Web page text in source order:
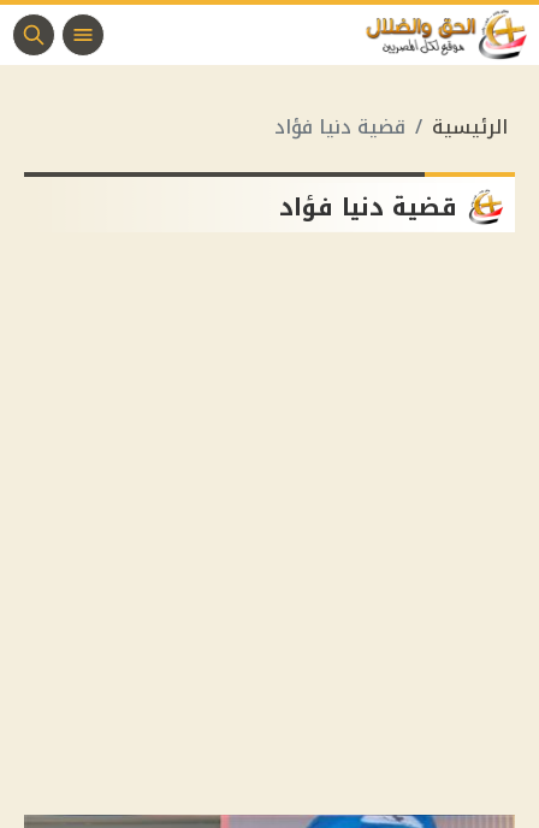
الرئيسية قضية دنيا فؤاد
قضية دنيا فؤاد